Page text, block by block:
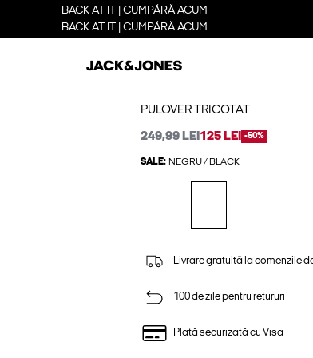
BACK AT IT | CUMPĂRĂ ACUM
BACK AT IT | CUMPĂRĂ ACUM
PULOVER TRICOTAT
249,99 LEI125 LEI -50%
SALE: NEGRU / BLACK
Livrare gratuită la comenzile
100 de zile pentru retururi
Plată securizată cu Visa